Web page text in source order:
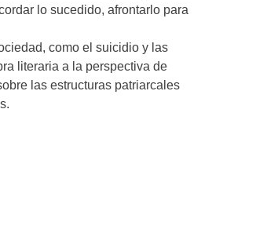
lo sucedido, afrontarlo para
como el suicidio y las
literaria a la perspectiva de
las estructuras patriarcales